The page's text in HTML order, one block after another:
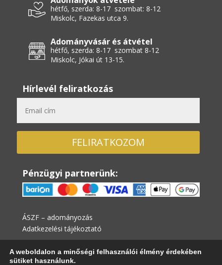
hétfő, szerda: 8-17 szombat: 8-12
Miskolc, Fazekas utca 9.
Adományvásár és átvétel
hétfő, szerda: 8-17 szombat 8-12
Miskolc, Jókai út 13-15.
Hírlevél feliratkozás
FELIRATKOZOM
Pénzügyi partnerünk:
ÁSZF – adományozás
Adatkezelési tájékoztató
A weboldalon a minőségi felhasználói élmény érdekében
sütiket használunk.